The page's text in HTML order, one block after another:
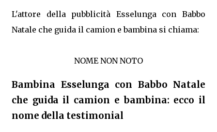
L'attore della pubblicità Esselunga con Babbo
Natale che guida il camion e bambina si chiama:
NOME NON NOTO
Bambina Esselunga con Babbo Natale
che guida il camion e bambina: ecco il
nome della testimonial